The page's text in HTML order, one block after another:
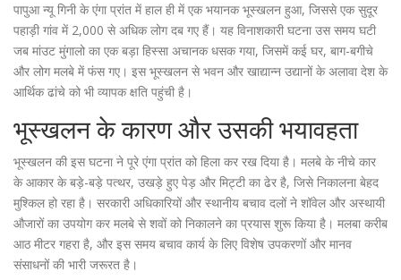
पापुआ न्यू गिनी के एंगा प्रांत में हाल ही में एक भयानक भूस्खलन हुआ, जिससे एक सुदूर
पहाड़ी गांव में 2,000 से अधिक लोग दब गए हैं। यह विनाशकारी घटना उस समय घटी
जब मांउट मुंगालो का एक बड़ा हिस्सा अचानक धसक गया, जिसमें कई घर, बाग-बगीचे
और लोग मलबे में फंस गए। इस भूस्खलन से भवन और खाद्यान्न उद्यानों के अलावा देश के
आर्थिक ढांचे को भी व्यापक क्षति पहुंची है।
भूस्खलन के कारण और उसकी भयावहता
भूस्खलन की इस घटना ने पूरे एंगा प्रांत को हिला कर रख दिया है। मलबे के नीचे कार
के आकार के बड़े-बड़े पत्थर, उखड़े हुए पेड़ और मिट्टी का ढेर है, जिसे निकालना बेहद
मुश्किल हो रहा है। सरकारी अधिकारियों और स्थानीय बचाव दलों ने शॉवेल और अस्थायी
औजारों का उपयोग कर मलबे से शवों को निकालने का प्रयास शुरू किया है। मलबा करीब
आठ मीटर गहरा है, और इस समय बचाव कार्य के लिए विशेष उपकरणों और मानव
संसाधनों की भारी जरूरत है।